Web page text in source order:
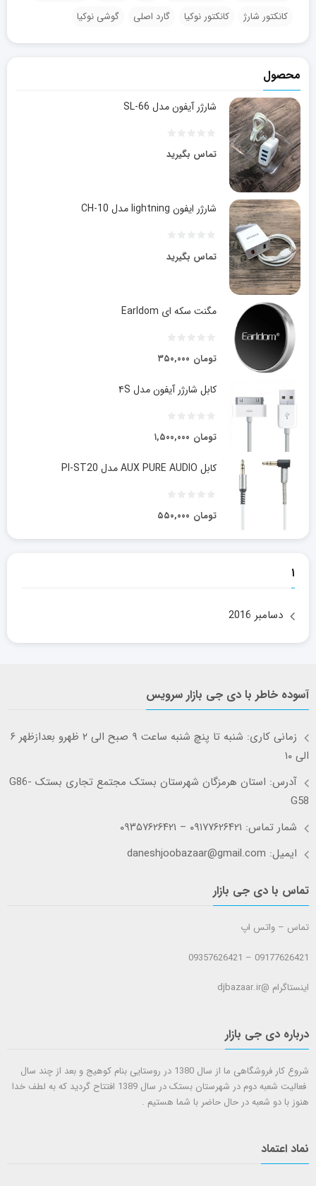
کانکتور شارژ
کانکتور نوکیا گارد اصلی گوشی نوکیا
محصول
شارژر آیفون مدل SL-66
تماس بگیرید
شارژر ایفون lightning مدل CH-10
تماس بگیرید
مگنت سکه ای Earldom
۳۵۰,۰۰۰ تومان
کابل شارژر آیفون مدل ۴S
۱,۵۰۰,۰۰۰ تومان
کابل AUX PURE AUDIO مدل PI-ST20
۵۵۰,۰۰۰ تومان
۱
دسامبر 2016
آسوده خاطر با دی جی بازار سرویس
زمانی کاری: شنبه تا پنچ شنبه ساعت ۹ صبح الی ۲ ظهرو بعدازظهر ۶
الی ۱۰
آدرس: استان هرمزگان شهرستان بستک مجتمع تجاری بستک G86-
G58
شمار تماس: ۰۹۱۷۷۶۲۶۴۲۱ – ۰۹۳۵۷۶۲۶۴۲۱
ایمیل: daneshjoobazaar@gmail.com
تماس با دی جی بازار
تماس – واتس اپ
09177626421 – 09357626421
اینستاگرام @djbazaar.ir
درباره دی جی بازار
شروع کار فروشگاهی ما از سال 1380 در روستایی بنام کوهیج و بعد از چند سال
فعالیت شعبه دوم در شهرستان بستک در سال 1389 افتتاح گردید که به لطف خدا
هنوز با دو شعبه در حال حاضر با شما هستيم .
نماد اعتماد